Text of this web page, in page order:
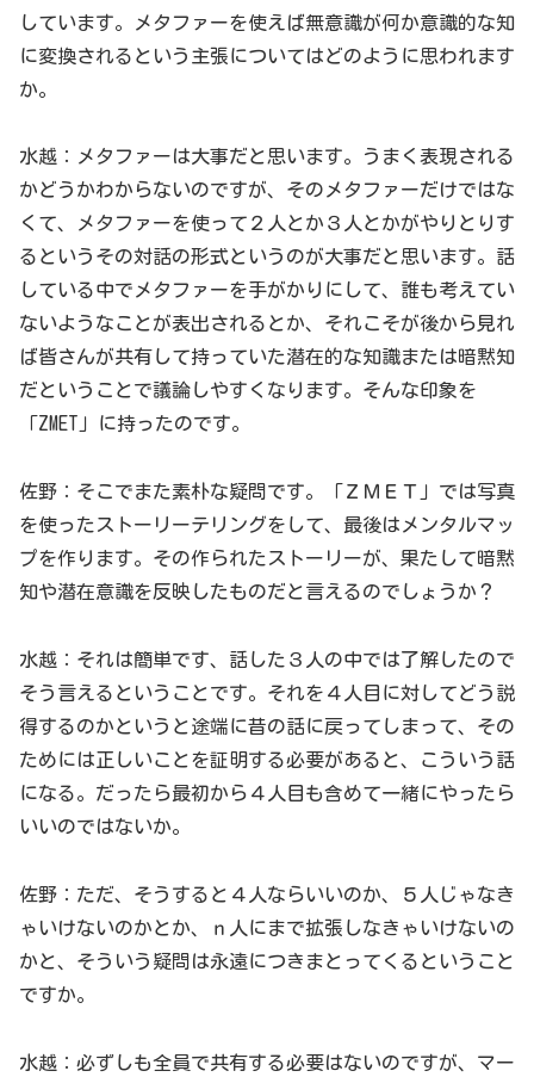
しています。メタファーを使えば無意識が何か意識的な知
に変換されるという主張についてはどのように思われます
か。
水越：メタファーは大事だと思います。うまく表現される
かどうかわからないのですが、そのメタファーだけではな
くて、メタファーを使って２人とか３人とかがやりとりす
るというその対話の形式というのが大事だと思います。話
している中でメタファーを手がかりにして、誰も考えてい
ないようなことが表出されるとか、それこそが後から見れ
ば皆さんが共有して持っていた潜在的な知識または暗黙知
だということで議論しやすくなります。そんな印象を
「ZMET」に持ったのです。
佐野：そこでまた素朴な疑問です。「ＺＭＥＴ」では写真
を使ったストーリーテリングをして、最後はメンタルマッ
プを作ります。その作られたストーリーが、果たして暗黙
知や潜在意識を反映したものだと言えるのでしょうか？
水越：それは簡単です、話した３人の中では了解したので
そう言えるということです。それを４人目に対してどう説
得するのかというと途端に昔の話に戻ってしまって、その
ためには正しいことを証明する必要があると、こういう話
になる。だったら最初から４人目も含めて一緒にやったら
いいのではないか。
佐野：ただ、そうすると４人ならいいのか、５人じゃなき
ゃいけないのかとか、ｎ人にまで拡張しなきゃいけないの
かと、そういう疑問は永遠につきまとってくるということ
ですか。
水越：必ずしも全員で共有する必要はないのですが、マー